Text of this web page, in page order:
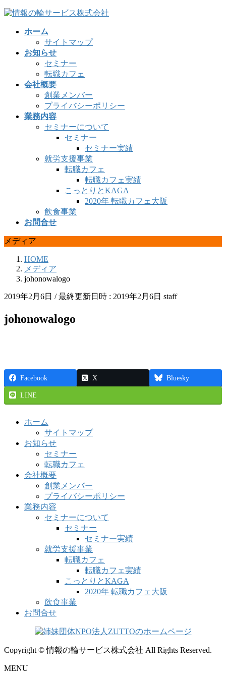
コ
ナ
ホーム
サイトマップ
お知らせ
セミナー
転職カフェ
会社概要
創業メンバー
プライバシーポリシー
業務内容
セミナーについて
セミナー
セミナー実績
就労支援事業
転職カフェ
転職カフェ実績
こっとりとKAGA
2020年 転職カフェ大阪
飲食事業
お問合せ
メディア
HOME
メディア
johonowalogo
2019年2月6日 / 最終更新日時 : 2019年2月6日 staff
johonowalogo
Facebook X Bluesky
LINE
ホーム
サイトマップ
お知らせ
セミナー
転職カフェ
会社概要
創業メンバー
プライバシーポリシー
業務内容
セミナーについて
セミナー
セミナー実績
就労支援事業
転職カフェ
転職カフェ実績
こっとりとKAGA
2020年 転職カフェ大阪
飲食事業
お問合せ
Copyright © 情報の輪サービス株式会社 All Rights Reserved.
MENU